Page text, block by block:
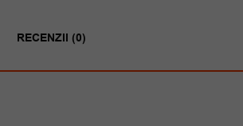
RECENZII (0)